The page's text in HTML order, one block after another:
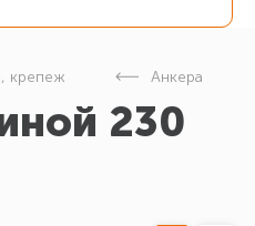
крепеж Анкера
230